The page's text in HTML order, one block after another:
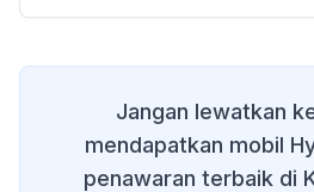
Jangan lewatkan
mendapatkan mobil
penawaran terbaik di